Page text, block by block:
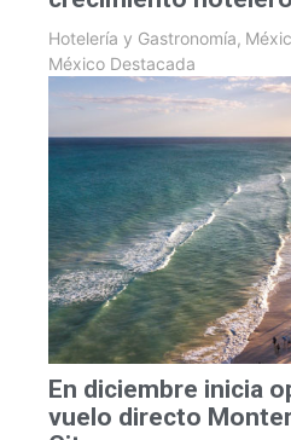
Hotelería y Gastronomía,
México Destacada
En diciembre inicia
vuelo directo